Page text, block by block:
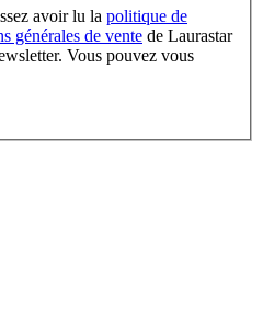
avoir lu la politique de
générales de vente de Laurastar
Vous pouvez vous